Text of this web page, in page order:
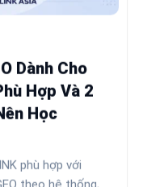
Dành Cho
Hợp Và 2
Học
phù hợp với